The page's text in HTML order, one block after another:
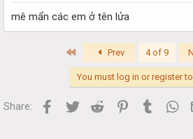
mê mẩn các em ở tên lửa
First Prev 4 of 9
You must log in or register
Share: Facebook
Twitter Reddit PinterestTumblr